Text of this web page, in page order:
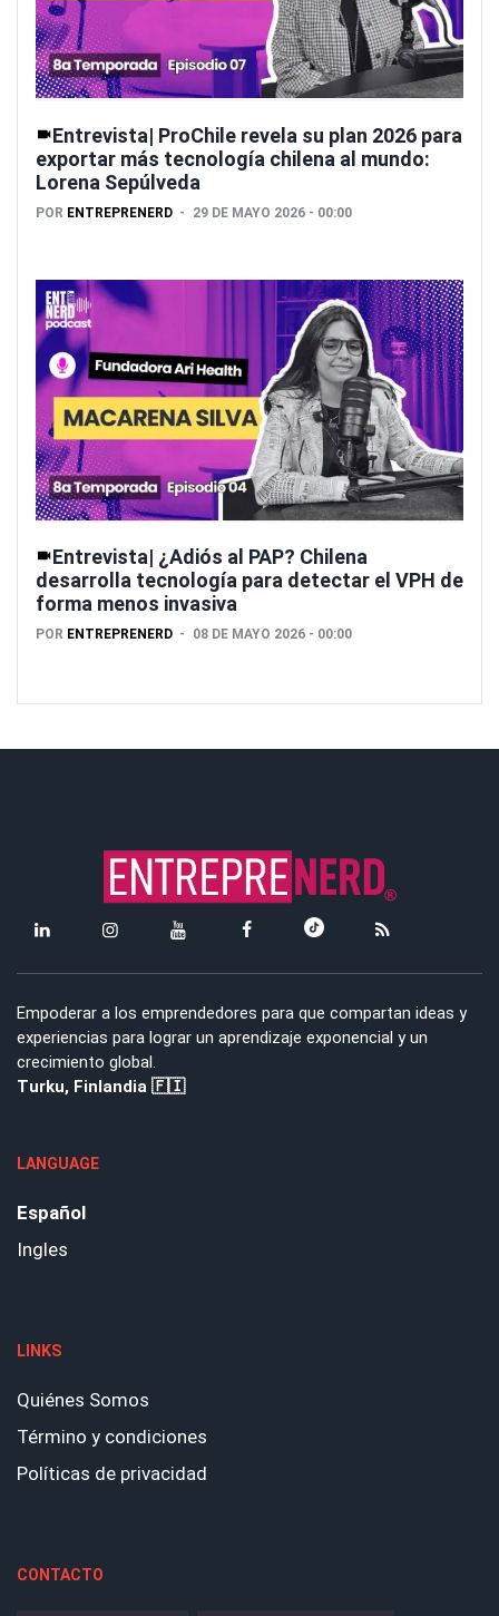
Entrevista| ProChile revela su plan 2026 para
exportar más tecnología chilena al mundo:
Lorena Sepúlveda
POR ENTREPRENERD 29 DE MAYO 2026 - 00:00
Entrevista| ¿Adiós al PAP? Chilena
desarrolla tecnología para detectar el VPH de
forma menos invasiva
POR ENTREPRENERD 08 DE MAYO 2026 - 00:00
Empoderar a los emprendedores para que compartan ideas y
experiencias para lograr un aprendizaje exponencial y un
crecimiento global.
Turku, Finlandia 🇫🇮
LANGUAGE
Español
Ingles
LINKS
Quiénes Somos
Término y condiciones
Políticas de privacidad
CONTACTO